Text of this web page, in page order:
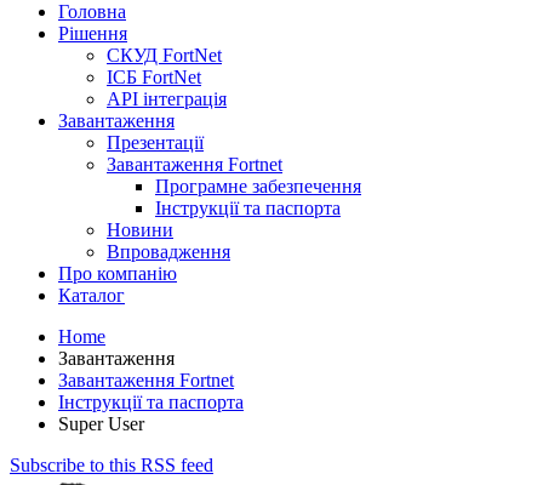
Головна
Рішення
СКУД FortNet
ІСБ FortNet
API інтеграція
Завантаження
Презентації
Завантаження Fortnet
Програмне забезпечення
Інструкції та паспорта
Новини
Впровадження
Про компанію
Каталог
Home
Завантаження
Завантаження Fortnet
Інструкції та паспорта
Super User
Subscribe to this RSS feed